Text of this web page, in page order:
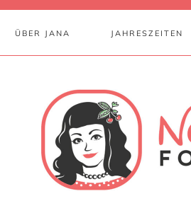
ÜBER JANA JAHRESZEITEN